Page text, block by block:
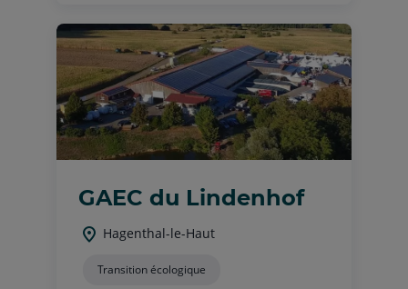
GAEC du Lindenhof
Hagenthal-le-Haut
Transition écologique